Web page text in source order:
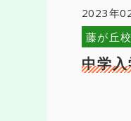
2023年
藤が丘校
中学